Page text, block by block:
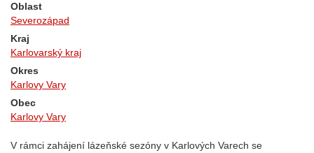
Oblast
Severozápad
Kraj
Karlovarský kraj
Okres
Karlovy Vary
Obec
Karlovy Vary
V rámci zahájení lázeňské sezóny v Karlových Varech se